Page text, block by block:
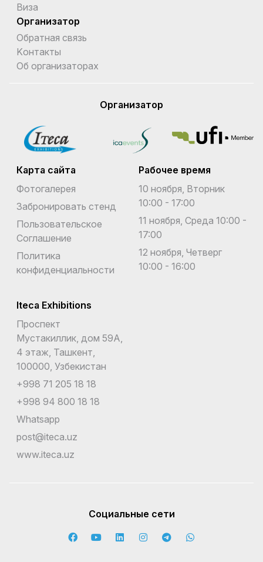
Виза
Организатор
Обратная связь
Kонтакты
Об организаторах
Организатор
Карта сайта
Фотогалерея
Забронировать стенд
Пользовательское
Соглашение
Политика
конфиденциальности
Рабочее время
10 ноября, Вторник
10:00 - 17:00
11 ноября, Среда 10:00 -
17:00
12 ноября, Четверг
10:00 - 16:00
Iteca Exhibitions
Проспект
Мустакиллик, дом 59А,
4 этаж, Ташкент,
100000, Узбекистан
+998 71 205 18 18
+998 94 800 18 18
Whatsapp
post@iteca.uz
www.iteca.uz
Социальные сети